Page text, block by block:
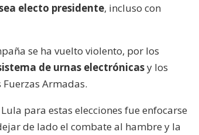
el
volumen.
electo presidente, incluso con
se ha vuelto violento, por los
de urnas electrónicasy los
Armadas.
para estas elecciones fue enfocarse
de lado el combate al hambre y la